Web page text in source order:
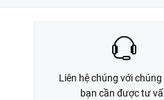
Liên hệ chúng với
bạn cần được tư